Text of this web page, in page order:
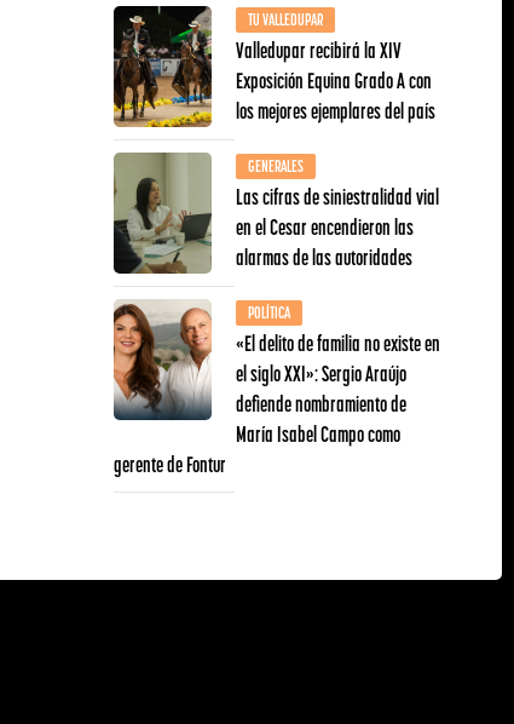
TU VALLEDUPAR
Valledupar recibirá la XIV
Exposición Equina Grado A con
los mejores ejemplares del país
GENERALES
Las cifras de siniestralidad vial
en el Cesar encendieron las
alarmas de las autoridades
POLÍTICA
«El delito de familia no existe en
el siglo XXI»: Sergio Araújo
defiende nombramiento de
María Isabel Campo como
gerente de Fontur